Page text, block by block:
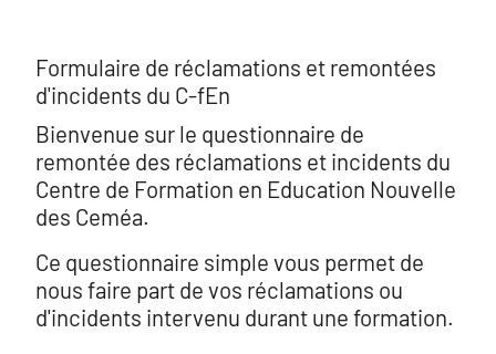
Formulaire de réclamations et remontées
d'incidents du C-fEn
Bienvenue sur le questionnaire de
remontée des réclamations et incidents du
Centre de Formation en Education Nouvelle
des Ceméa.
Ce questionnaire simple vous permet de
nous faire part de vos réclamations ou
d'incidents intervenu durant une formation.